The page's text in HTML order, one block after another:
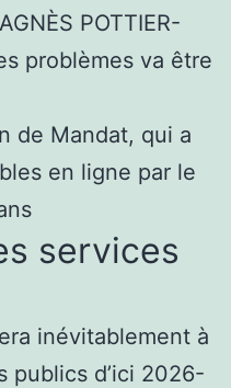
POTTIER-
problèmes va être
de Mandat, qui a
en ligne par le
services
inévitablement à
publics d’ici 2026-